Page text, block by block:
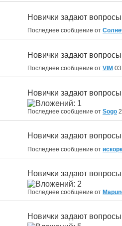
Новички задают вопросы
Последнее сообщение от
Новички задают вопросы
Последнее сообщение от VIM
Новички задают вопросы
Последнее сообщение от Sogo
Новички задают вопросы
Последнее сообщение от
Новички задают вопросы
Последнее сообщение от
Новички задают вопросы